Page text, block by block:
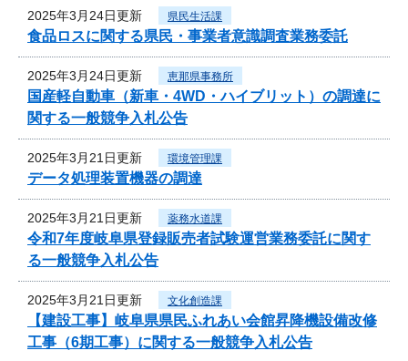
2025年3月24日更新 県民生活課
食品ロスに関する県民・事業者意識調査業務委託
2025年3月24日更新 恵那県事務所
国産軽自動車（新車・4WD・ハイブリット）の調達に
関する一般競争入札公告
2025年3月21日更新 環境管理課
データ処理装置機器の調達
2025年3月21日更新 薬務水道課
令和7年度岐阜県登録販売者試験運営業務委託に関す
る一般競争入札公告
2025年3月21日更新 文化創造課
【建設工事】岐阜県県民ふれあい会館昇降機設備改修
工事（6期工事）に関する一般競争入札公告